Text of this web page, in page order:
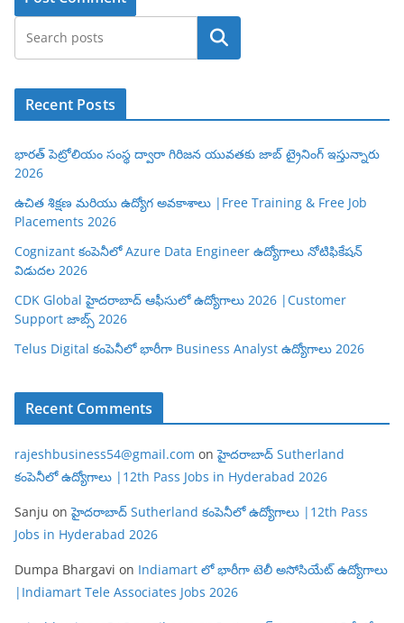
Search
Recent Posts
భారత్ పెట్రోలియం సంస్థ ద్వారా గిరిజన యువతకు జాబ్ ట్రైనింగ్ ఇస్తున్నారు
2026
ఉచిత శిక్షణ మరియు ఉద్యోగ అవకాశాలు |Free Training & Free Job
Placements 2026
Cognizant కంపెనీలో Azure Data Engineer ఉద్యోగాలు నోటిఫికేషన్
విడుదల 2026
CDK Global హైదరాబాద్ ఆఫీసులో ఉద్యోగాలు 2026 |Customer
Support జాబ్స్ 2026
Telus Digital కంపెనీలో భారీగా Business Analyst ఉద్యోగాలు 2026
Recent Comments
rajeshbusiness54@gmail.com onహైదరాబాద్ Sutherland
కంపెనీలో ఉద్యోగాలు |12th Pass Jobs in Hyderabad 2026
Sanju onహైదరాబాద్ Sutherland కంపెనీలో ఉద్యోగాలు |12th Pass
Jobs in Hyderabad 2026
Dumpa Bhargavi on Indiamart లో భారీగా టెలీ అసోసియేట్ ఉద్యోగాలు
|Indiamart Tele Associates Jobs 2026